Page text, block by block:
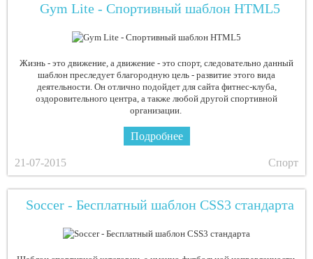
Gym Lite - Спортивный шаблон HTML5
Жизнь - это движение, а движение - это спорт, следовательно данный
шаблон преследует благородную цель - развитие этого вида
деятельности. Он отлично подойдет для сайта фитнес-клуба,
оздоровительного центра, а также любой другой спортивной
организации.
Подробнее
21-07-2015 Спорт
Soccer - Бесплатный шаблон CSS3 стандарта